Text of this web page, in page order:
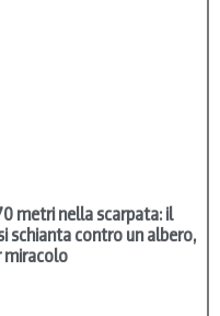
metri nella scarpata: il
schianta contro un albero,
miracolo